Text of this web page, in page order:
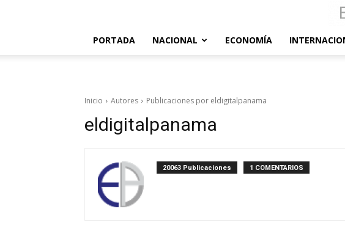
PORTADA NACIONAL ECONOMÍA
Inicio Autores Publicaciones por eldigitalpanama
eldigitalpanama
20063 Publicaciones 1 COMENTARIOS